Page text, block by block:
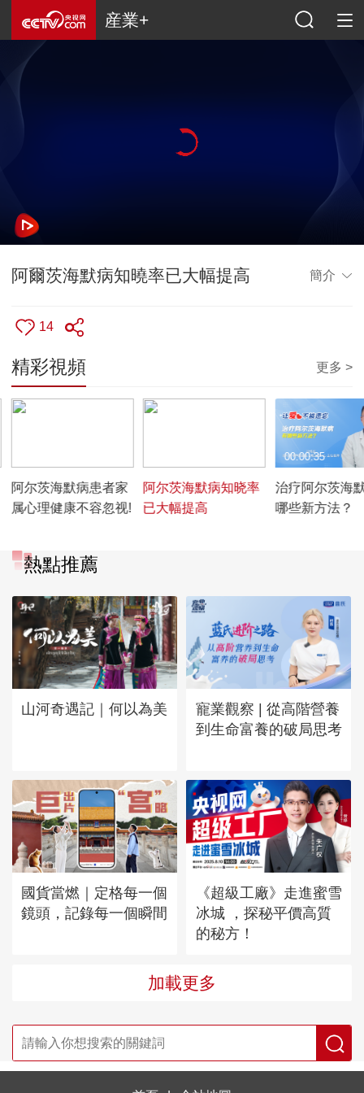
産業+
阿爾茨海默病知曉率已大幅提高 簡介
14
精彩視頻 更多 >
阿尔茨海默病患者家
属心理健康不容忽视!
阿尔茨海默病知晓率
已大幅提高
治疗阿尔茨海
哪些新方法？
00:00:35
熱點推薦
山河奇遇記｜何以為美
寵業觀察 | 從高階營養
到生命富養的破局思考
國貨當燃｜定格每一個
鏡頭，記錄每一個瞬間
《超級工廠》走進蜜雪
冰城 ，探秘平價高質
的秘方！
加載更多